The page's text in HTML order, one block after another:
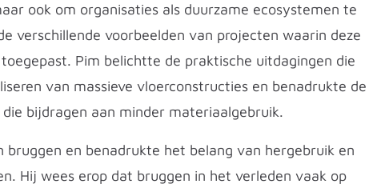
ook om organisaties als duurzame ecosystemen te
verschillende voorbeelden van projecten waarin deze
Pim belichtte de praktische uitdagingen die
van massieve vloerconstructies en benadrukte de
bijdragen aan minder materiaalgebruik.
bruggen en benadrukte het belang van hergebruik en
Hij wees erop dat bruggen in het verleden vaak op